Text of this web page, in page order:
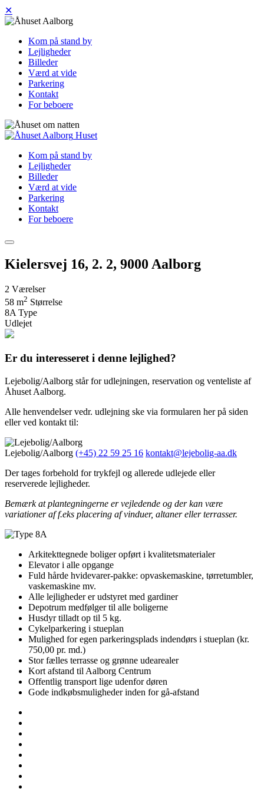
✕
Kom på stand by
Lejligheder
Billeder
Værd at vide
Parkering
Kontakt
For beboere
Huset
Kom på stand by
Lejligheder
Billeder
Værd at vide
Parkering
Kontakt
For beboere
Kielersvej 16, 2. 2, 9000 Aalborg
2 Værelser
58 m2 Størrelse
8A Type
Udlejet
Er du interesseret i denne lejlighed?
Lejebolig/Aalborg står for udlejningen, reservation og venteliste af
Åhuset Aalborg.
Alle henvendelser vedr. udlejning ske via formularen her på siden
eller ved kontakt til:
Lejebolig/Aalborg (+45) 22 59 25 16 kontakt@lejebolig-aa.dk
Der tages forbehold for trykfejl og allerede udlejede eller
reserverede lejligheder.
Bemærk at plantegningerne er vejledende og der kan være
variationer af f.eks placering af vinduer, altaner eller terrasser.
Arkitekttegnede boliger opført i kvalitetsmaterialer
Elevator i alle opgange
Fuld hårde hvidevarer-pakke: opvaskemaskine, tørretumbler,
vaskemaskine mv.
Alle lejligheder er udstyret med gardiner
Depotrum medfølger til alle boligerne
Husdyr tilladt op til 5 kg.
Cykelparkering i stueplan
Mulighed for egen parkeringsplads indendørs i stueplan (kr.
750,00 pr. md.)
Stor fælles terrasse og grønne udearealer
Kort afstand til Aalborg Centrum
Offentlig transport lige udenfor døren
Gode indkøbsmuligheder inden for gå-afstand